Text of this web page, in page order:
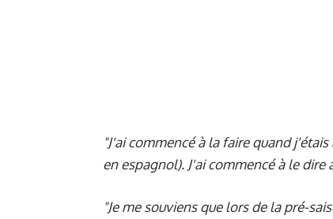
"J'ai commencé à la faire quand
en espagnol). J'ai commencé à le dire
"Je me souviens que lors de la pré-